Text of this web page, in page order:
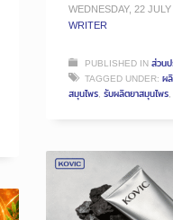
WEDNESDAY, 22
WRITER
PUBLISHED INส่วนป
TAGGED UNDER: ผ
สมุนไพร, รับผลิตยาสมุนไพร,